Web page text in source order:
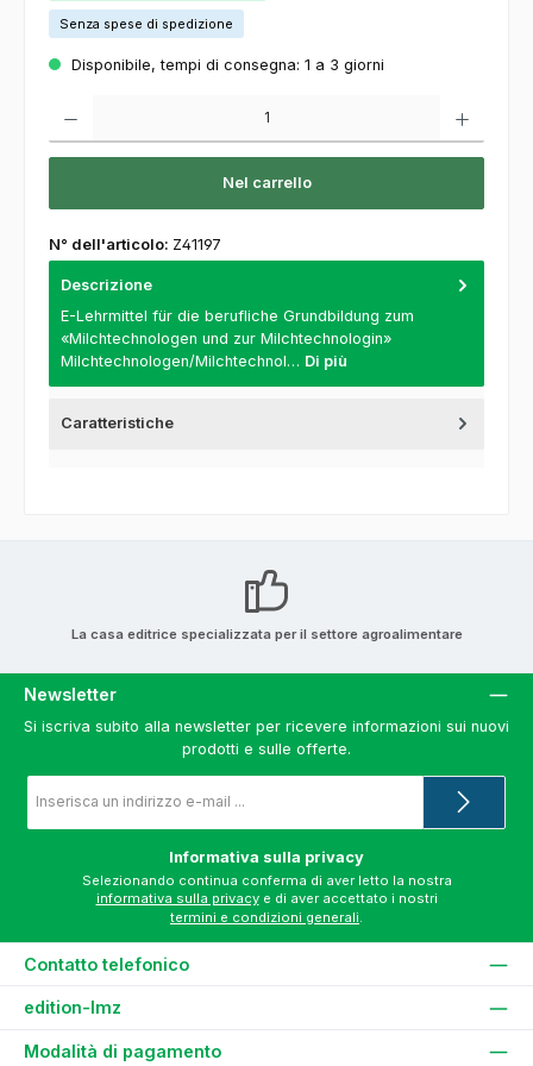
Senza spese di spedizione
Disponibile, tempi di consegna: 1 a 3 giorni
Nel carrello
N° dell'articolo: Z41197
Descrizione
E-Lehrmittel für die berufliche Grundbildung zum
«Milchtechnologen und zur Milchtechnologin»
Milchtechnologen/Milchtechnol… Di più
Caratteristiche
La casa editrice specializzata per il settore agroalimentare
Newsletter
Si iscriva subito alla newsletter per ricevere informazioni sui nuovi
prodotti e sulle offerte.
e-
*
Informativa sulla privacy
informativa sulla privacy
termini e condizioni generali.
Contatto telefonico
edition-lmz
Modalità di pagamento